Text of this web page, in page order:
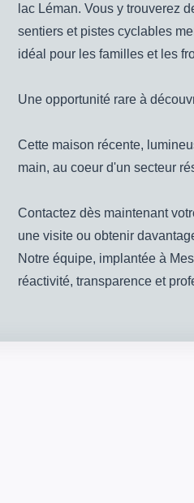
lac Léman. Vous y trouverez
sentiers et pistes cyclables
idéal pour les familles et les
Une opportunité rare à
Cette maison récente,
main, au coeur d'un secteur
Contactez dès maintenant
une visite ou obtenir
Notre équipe, implantée à
réactivité, transparence et